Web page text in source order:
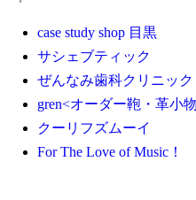
case study shop 目黒
サシェブティック
ぜんなみ歯科クリニック
gren<オーダー鞄・革小
クーリフズムーイ
For The Love of Music！